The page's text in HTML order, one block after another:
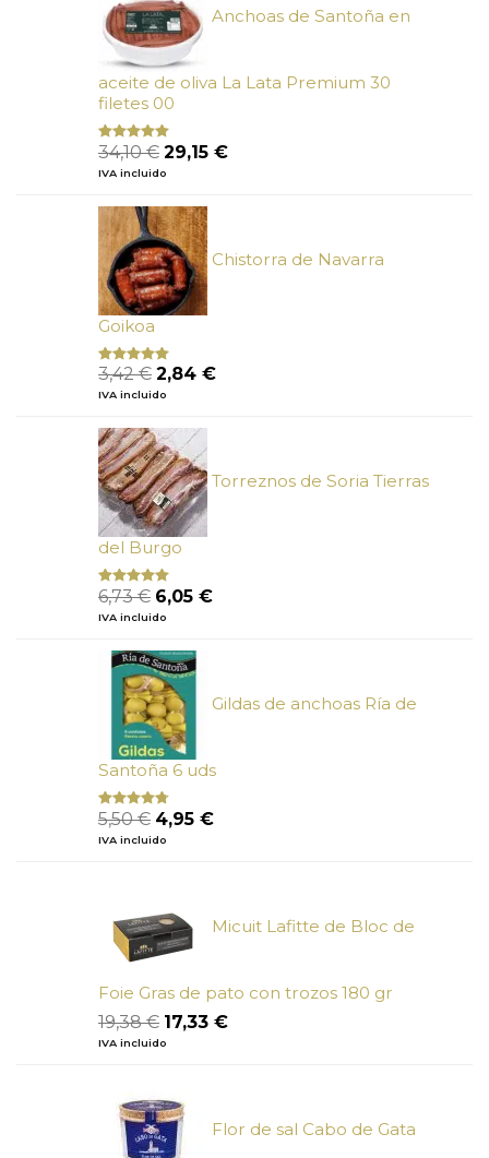
Anchoas de Santoña en
aceite de oliva La Lata Premium 30
filetes 00
Valorado
con
de 5
34,10€ El
precio
era:
34,10 €.
29,15 €El
IVA incluido
Chistorra de Navarra
Goikoa
Valorado
con
de 5
3,42€ El
precio
era:
3,42 €.
2,84 €El
IVA incluido
Torreznos de Soria Tierras
del Burgo
Valorado
con
de
5
6,73€ El
precio
era:
6,73 €.
6,05 €El
IVA incluido
Gildas de anchoas Ría de
Santoña 6 uds
Valorado
con
de 5
5,50€ El
precio
4,95 €El
IVA incluido
Micuit Lafitte de Bloc de
Foie Gras de pato con trozos 180 gr
19,38€ El
precio
19,38 €.
17,33 €El
IVA incluido
Flor de sal Cabo de Gata